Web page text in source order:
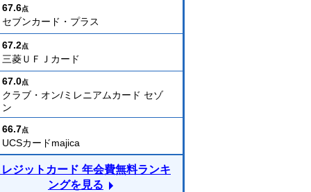
67.6点
セブンカード・プラス
67.2点
三菱ＵＦＪカード
67.0点
クラブ・オン/ミレニアムカード セゾ
ン
66.7点
UCSカードmajica
ジットカード 年会費無料ランキ
ングを見る